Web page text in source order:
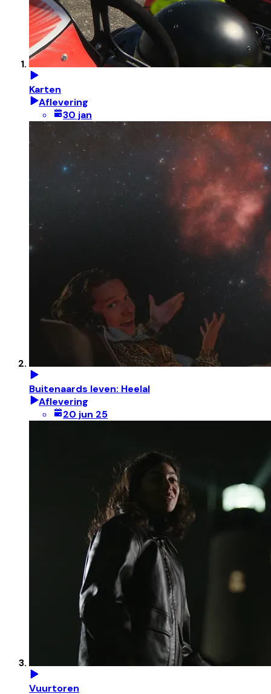
Karten
Aflevering
30 jan
Buitenaards leven: Heelal
Aflevering
20 jun 25
Vuurtoren